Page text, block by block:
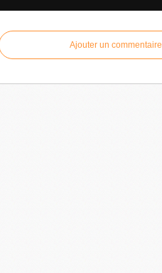
Ajouter un commentaire